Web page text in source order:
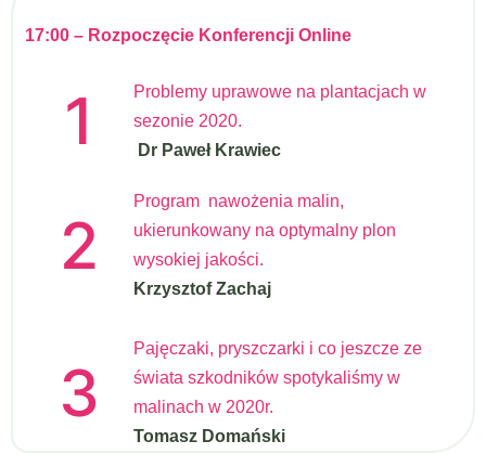
17:00 – Rozpoczęcie Konferencji Online
1
Problemy uprawowe na plantacjach w
sezonie 2020.
Dr Paweł Krawiec
2
Program nawożenia malin,
ukierunkowany na optymalny plon
wysokiej jakości.
Krzysztof Zachaj
3
Pajęczaki, pryszczarki i co jeszcze ze
świata szkodników spotykaliśmy w
malinach w 2020r.
Tomasz Domański